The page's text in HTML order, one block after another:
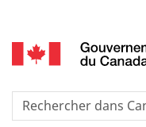
selection
Recherche